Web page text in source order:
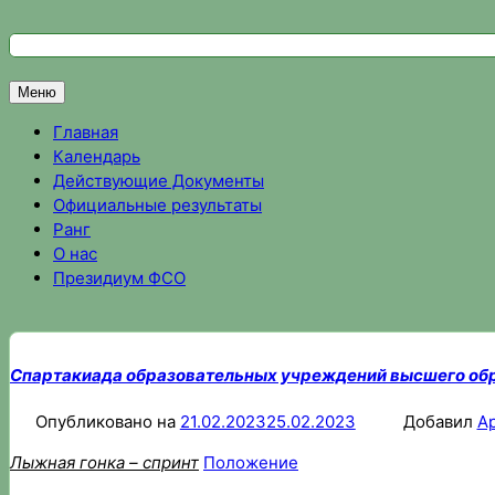
кФедерация спортивного ориентирования Омской области
Спортивное ориентирование в Омске, результаты
Меню
Главная
Календарь
Действующие Документы
Официальные результаты
Ранг
О нас
Президиум ФСО
Спартакиада образовательных учреждений высшего
Опубликовано на 21.02.202325.02.2023 Добавил
Лыжная гонка – спринт Положение